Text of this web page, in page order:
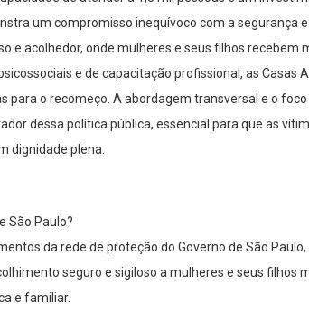
um compromisso inequívoco com a segurança
e acolhedor, onde mulheres e seus filhos recebem
e de capacitação profissional, as Casas
para o recomeço. A abordagem transversal e o
dessa política pública, essencial para que as
dignidade plena.
São Paulo?
da rede de proteção do Governo de São
seguro e sigiloso a mulheres e seus filhos
e familiar.